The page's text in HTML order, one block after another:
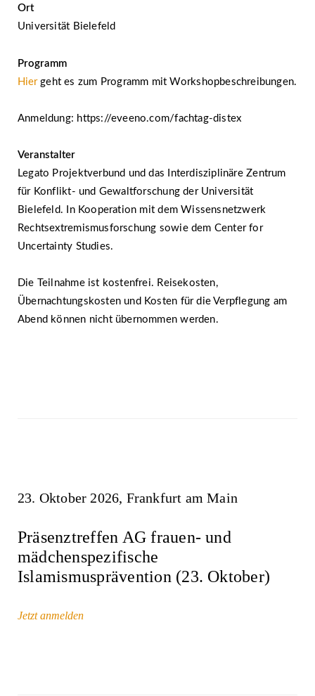
Ort
Universität Bielefeld
Programm
Hiergeht es zum Programm mit Workshopbeschreibungen.
Anmeldung: https://eveeno.com/fachtag-distex
Veranstalter
Legato Projektverbund und das Interdisziplinäre Zentrum
für Konflikt- und Gewaltforschung der Universität
Bielefeld. In Kooperation mit dem Wissensnetzwerk
Rechtsextremismusforschung sowie dem Center for
Uncertainty Studies.
Die Teilnahme ist kostenfrei. Reisekosten,
Übernachtungskosten und Kosten für die Verpflegung am
Abend können nicht übernommen werden.
23. Oktober 2026, Frankfurt am Main
Präsenztreffen AG frauen- und
mädchenspezifische
Islamismusprävention (23. Oktober)
Jetzt anmelden